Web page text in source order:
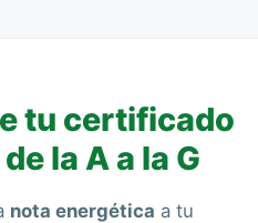
tu certificado
la A a la G
nota energética a tu